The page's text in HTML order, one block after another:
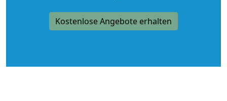
Kostenlose Angebote erhalten